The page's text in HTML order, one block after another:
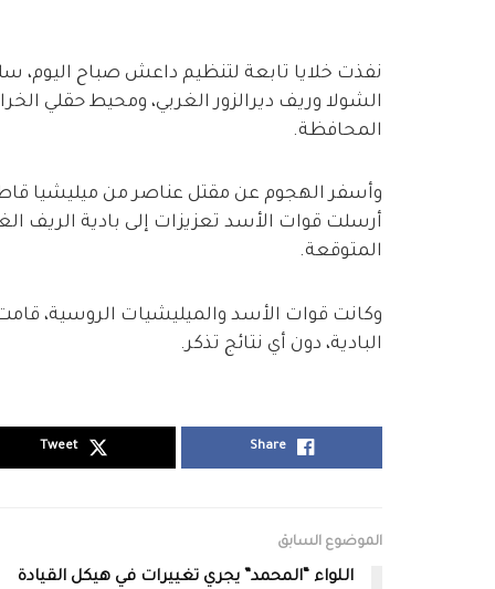
نفذت خلايا تابعة لتنظيم داعش صباح
الشولا وريف ديرالزور الغربي، ومحيط حقلي
المحافظة.
أرسلت قوات الأسد تعزيزات إلى بادية
المتوقعة.
وكانت قوات الأسد والميليشيات الروسية،
البادية، دون أي نتائج تذكر.
Share
Tweet
الموضوع السابق
اللواء “المحمد” يجري تغييرات في هيكل القيادة